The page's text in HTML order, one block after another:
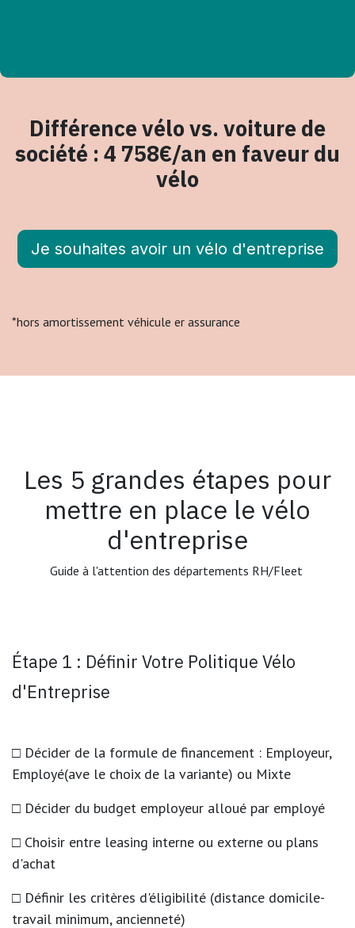
Différence vélo vs. voiture de
société : 4 758€/an en faveur du
vélo
Je souhaites avoir un vélo d'entreprise
*hors amortissement véhicule er assurance
Les 5 grandes étapes pour
mettre en place le vélo
d'entreprise
Guide à l'attention des départements RH/Fleet
Étape 1 : Définir Votre Politique Vélo
d'Entreprise
□ Décider de la formule de financement : Employeur,
Employé(ave le choix de la variante) ou Mixte
□ Décider du budget employeur alloué par employé
□ Choisir entre leasing interne ou externe ou plans
d'achat
□ Définir les critères d'éligibilité (distance domicile-
travail minimum, ancienneté)